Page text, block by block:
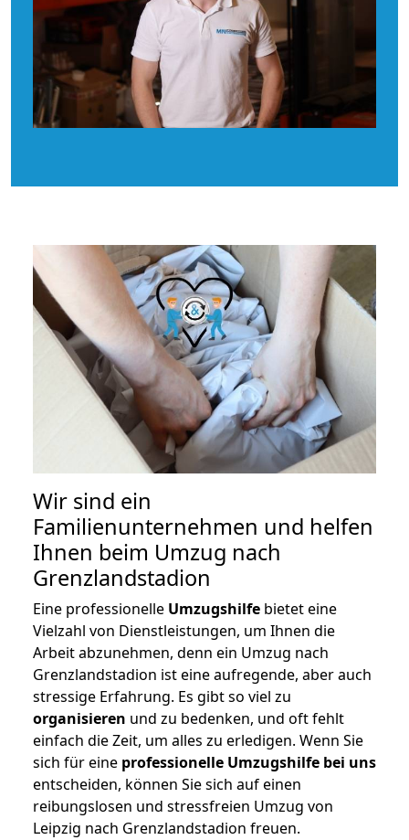
Wir sind ein
Familienunternehmen und helfen
Ihnen beim Umzug nach
Grenzlandstadion
Eine professionelle Umzugshilfe bietet eine
Vielzahl von Dienstleistungen, um Ihnen die
Arbeit abzunehmen, denn ein Umzug nach
Grenzlandstadion ist eine aufregende, aber auch
stressige Erfahrung. Es gibt so viel zu
organisieren und zu bedenken, und oft fehlt
einfach die Zeit, um alles zu erledigen. Wenn Sie
sich für eine professionelle Umzugshilfe bei uns
entscheiden, können Sie sich auf einen
reibungslosen und stressfreien Umzug von
Leipzig nach Grenzlandstadion freuen.